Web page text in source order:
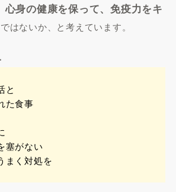
心身の健康を保って、免疫力をキ
はないか、と考えています。
と
た食事
塞がない
まく対処を